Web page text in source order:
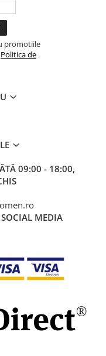
promotiile
Politica de
09:00 - 18:00,
MEDIA